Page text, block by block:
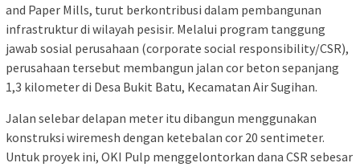
and Paper Mills, turut berkontribusi dalam pembangunan
infrastruktur di wilayah pesisir. Melalui program tanggung
jawab sosial perusahaan (corporate social responsibility/CSR),
perusahaan tersebut membangun jalan cor beton sepanjang
1,3 kilometer di Desa Bukit Batu, Kecamatan Air Sugihan.
Jalan selebar delapan meter itu dibangun menggunakan
konstruksi wiremesh dengan ketebalan cor 20 sentimeter.
Untuk proyek ini, OKI Pulp menggelontorkan dana CSR sebesar